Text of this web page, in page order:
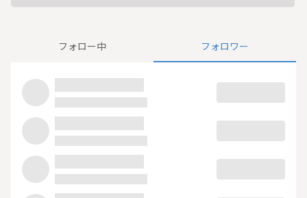
フォロー中 フォロワー